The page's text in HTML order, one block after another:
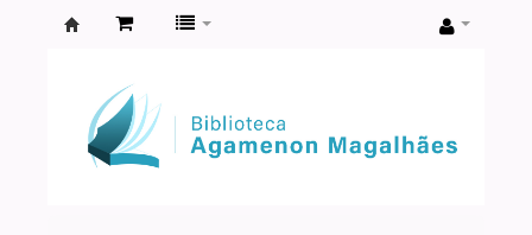
Agamenon
Magalhães